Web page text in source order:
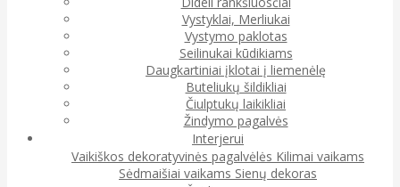
Vystyklai, Merliukai
Vystymo paklotas
Seilinukai kūdikiams
Daugkartiniai įklotai į liemenėlę
Buteliukų šildikliai
Čiulptukų laikikliai
Žindymo pagalvės
Interjerui
Vaikiškos dekoratyvinės pagalvėlės Kilimai vaikams
Sėdmaišiai vaikams Sienų dekoras